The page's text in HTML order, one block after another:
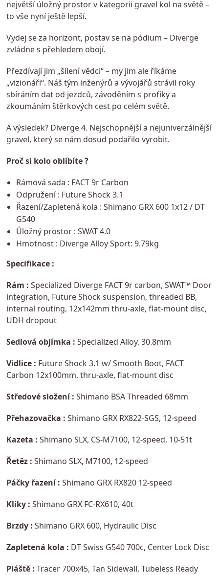
největší úložný prostor v kategorii gravel kol na světě –
to vše nyní ještě lepší.
Vydej se za horizont, postav se na pódium – Diverge
zvládne s přehledem obojí.
Přezdívají jim „šílení vědci“ – my jim ale říkáme
„vizionáři“. Náš tým inženýrů a vývojářů strávil roky
sbíráním dat od jezdců, závoděním s profíky a
zkoumáním štěrkových cest po celém světě.
A výsledek? Diverge 4. Nejschopnější a nejuniverzálnější
gravel, který se nám dosud podařilo vyrobit.
Proč si kolo oblíbíte ?
Rámová sada : FACT 9r Carbon
Odpružení : Future Shock 3.1
Řazení/Zapletená kola : Shimano GRX 600 1x12 / DT
G540
Úložný prostor : SWAT 4.0
Hmotnost : Diverge Alloy Sport: 9.79kg
Specifikace :
Rám : Specialized Diverge FACT 9r carbon, SWAT™ Door
integration, Future Shock suspension, threaded BB,
internal routing, 12x142mm thru-axle, flat-mount disc,
UDH dropout
Sedlová objímka : Specialized Alloy, 30.8mm
Vidlice : Future Shock 3.1 w/ Smooth Boot, FACT
Carbon 12x100mm, thru-axle, flat-mount disc
Středové složení : Shimano BSA Threaded 68mm
Přehazovačka : Shimano GRX RX822-SGS, 12-speed
Kazeta : Shimano SLX, CS-M7100, 12-speed, 10-51t
Řetěz : Shimano SLX, M7100, 12-speed
Páčky řazení : Shimano GRX RX820 12-speed
Kliky : Shimano GRX FC-RX610, 40t
Brzdy : Shimano GRX 600, Hydraulic Disc
Zapletená kola : DT Swiss G540 700c, Center Lock Disc
Pláště : Tracer 700x45, Tan Sidewall, Tubeless Ready